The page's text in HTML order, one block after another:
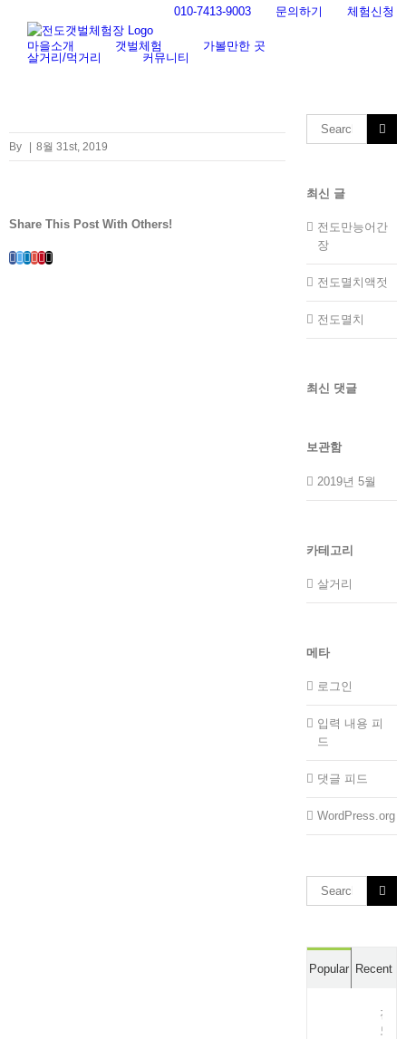
content
010-7413-9003 문의하기 체험신청
마을소개 갯벌체험
가볼만한 곳
살거리/먹거리
커뮤니티
By 8월 31st, 2019
Share This Post With Others!
Facebook
Twitter
LinkedIn
Whatsapp
Google+
Pinterest
Email
Search
for:
최신 글
전도만능어간
장
전도멸치액젓
전도멸치
최신 댓글
보관함
2019년 5월
카테고리
살거리
메타
로그인
입력 내용 피
드
댓글 피드
WordPress.org
Search
for:
Popular Recent
전
도